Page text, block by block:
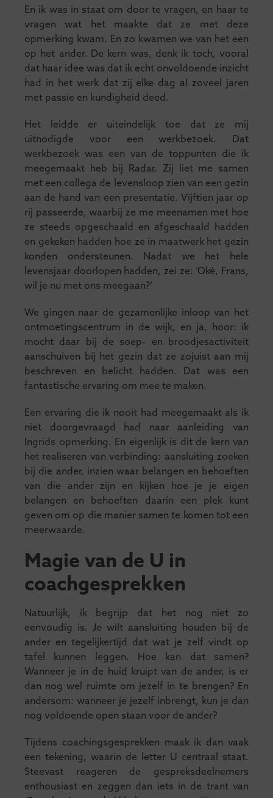
En ik was in staat om door te vragen, en haar te
vragen wat het maakte dat ze met deze
opmerking kwam. En zo kwamen we van het een
op het ander. De kern was, denk ik toch, vooral
dat haar idee was dat ik echt onvoldoende inzicht
had in het werk dat zij elke dag al zoveel jaren
met passie en kundigheid deed.
Het leidde er uiteindelijk toe dat ze mij
uitnodigde voor een werkbezoek. Dat
werkbezoek was een van de toppunten die ik
meegemaakt heb bij Radar. Zij liet me samen
met een collega de levensloop zien van een gezin
aan de hand van een presentatie. Vijftien jaar op
rij passeerde, waarbij ze me meenamen met hoe
ze steeds opgeschaald en afgeschaald hadden
en gekeken hadden hoe ze in maatwerk het gezin
konden ondersteunen. Nadat we het hele
levensjaar doorlopen hadden, zei ze: ‘Oké, Frans,
wil je nu met ons meegaan?’
We gingen naar de gezamenlijke inloop van het
ontmoetingscentrum in de wijk, en ja, hoor: ik
mocht daar bij de soep- en broodjesactiviteit
aanschuiven bij het gezin dat ze zojuist aan mij
beschreven en belicht hadden. Dat was een
fantastische ervaring om mee te maken.
Een ervaring die ik nooit had meegemaakt als ik
niet doorgevraagd had naar aanleiding van
Ingrids opmerking. En eigenlijk is dit de kern van
het realiseren van verbinding: aansluiting zoeken
bij die ander, inzien waar belangen en behoeften
van die ander zijn en kijken hoe je je eigen
belangen en behoeften daarin een plek kunt
geven om op die manier samen te komen tot een
meerwaarde.
Magie van de U in
coachgesprekken
Natuurlijk, ik begrijp dat het nog niet zo
eenvoudig is. Je wilt aansluiting houden bij de
ander en tegelijkertijd dat wat je zelf vindt op
tafel kunnen leggen. Hoe kan dat samen?
Wanneer je in de huid kruipt van de ander, is er
dan nog wel ruimte om jezelf in te brengen? En
andersom: wanneer je jezelf inbrengt, kun je dan
nog voldoende open staan voor de ander?
Tijdens coachingsgesprekken maak ik dan vaak
een tekening, waarin de letter U centraal staat.
Steevast reageren de gespreksdeelnemers
enthousiast en zeggen dan iets in de trant van